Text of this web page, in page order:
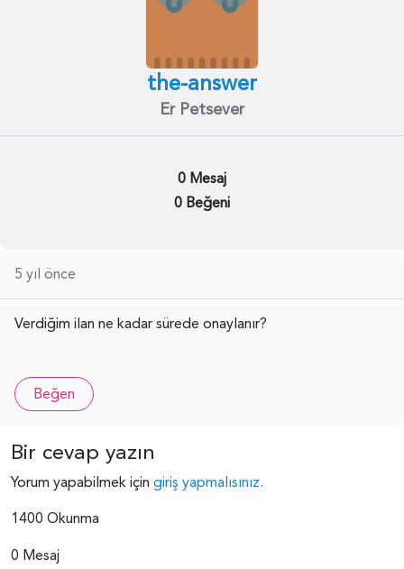
the-answer
Er Petsever
0 Mesaj
0 Beğeni
5 yıl önce
Verdiğim ilan ne kadar sürede onaylanır?
Beğen
Bir cevap yazın
Yorum yapabilmek için giriş yapmalısınız.
1400 Okunma
0 Mesaj